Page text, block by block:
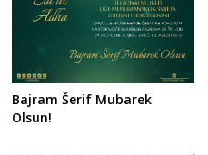
Bajram Šerif Mubarek
Olsun!